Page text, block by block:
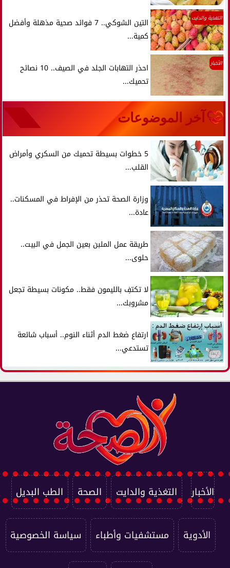
التغذية والدايت
التين الشوكي.. 7 فوائد صحية مذهلة وأفضل
كمية...
الأخبار
احذر التهابات الجلد في الصيف.. 10 نصائح
تحميك...
آخر الموضوعات
5 خطوات بسيطة تحميك من السكري وأمراض
القلب...
وزارة الصحة تحذر من الإفراط في المسكنات..
عادة...
طريقة عمل الملبن بعين الجمل في البيت..
حلوى...
لا تكتفِ بالليمون فقط.. مكونات بسيطة تجعل
مشروبك...
ارتفاع ضغط الدم أثناء النوم.. أسباب شائعة
تستدعي...
الأخبار التغذية والدايت الصحة الطب البديل
الأدوية مستشفيات وأطباء سياسة الخصوصية